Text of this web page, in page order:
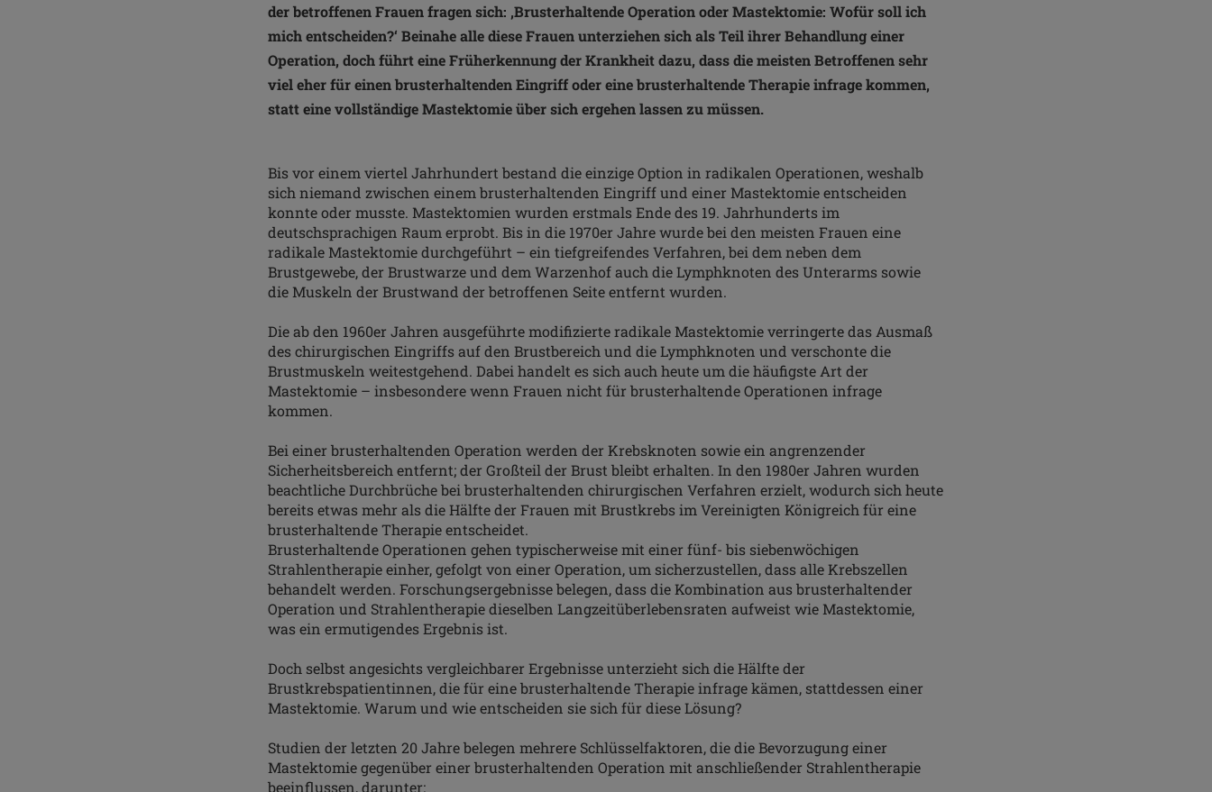
der betroffenen Frauen fragen sich: ‚Brusterhaltende Operation oder Mastektomie: Wofür soll ich
mich entscheiden?‘ Beinahe alle diese Frauen unterziehen sich als Teil ihrer Behandlung einer
Operation, doch führt eine Früherkennung der Krankheit dazu, dass die meisten Betroffenen sehr
viel eher für einen brusterhaltenden Eingriff oder eine brusterhaltende Therapie infrage kommen,
statt eine vollständige Mastektomie über sich ergehen lassen zu müssen.
Bis vor einem viertel Jahrhundert bestand die einzige Option in radikalen Operationen, weshalb
sich niemand zwischen einem brusterhaltenden Eingriff und einer Mastektomie entscheiden
konnte oder musste. Mastektomien wurden erstmals Ende des 19. Jahrhunderts im
deutschsprachigen Raum erprobt. Bis in die 1970er Jahre wurde bei den meisten Frauen eine
radikale Mastektomie durchgeführt – ein tiefgreifendes Verfahren, bei dem neben dem
Brustgewebe, der Brustwarze und dem Warzenhof auch die Lymphknoten des Unterarms sowie
die Muskeln der Brustwand der betroffenen Seite entfernt wurden.
Die ab den 1960er Jahren ausgeführte modifizierte radikale Mastektomie verringerte das Ausmaß
des chirurgischen Eingriffs auf den Brustbereich und die Lymphknoten und verschonte die
Brustmuskeln weitestgehend. Dabei handelt es sich auch heute um die häufigste Art der
Mastektomie – insbesondere wenn Frauen nicht für brusterhaltende Operationen infrage
kommen.
Bei einer brusterhaltenden Operation werden der Krebsknoten sowie ein angrenzender
Sicherheitsbereich entfernt; der Großteil der Brust bleibt erhalten. In den 1980er Jahren wurden
beachtliche Durchbrüche bei brusterhaltenden chirurgischen Verfahren erzielt, wodurch sich heute
bereits etwas mehr als die Hälfte der Frauen mit Brustkrebs im Vereinigten Königreich für eine
brusterhaltende Therapie entscheidet.
Brusterhaltende Operationen gehen typischerweise mit einer fünf- bis siebenwöchigen
Strahlentherapie einher, gefolgt von einer Operation, um sicherzustellen, dass alle Krebszellen
behandelt werden. Forschungsergebnisse belegen, dass die Kombination aus brusterhaltender
Operation und Strahlentherapie dieselben Langzeitüberlebensraten aufweist wie Mastektomie,
was ein ermutigendes Ergebnis ist.
Doch selbst angesichts vergleichbarer Ergebnisse unterzieht sich die Hälfte der
Brustkrebspatientinnen, die für eine brusterhaltende Therapie infrage kämen, stattdessen einer
Mastektomie. Warum und wie entscheiden sie sich für diese Lösung?
Studien der letzten 20 Jahre belegen mehrere Schlüsselfaktoren, die die Bevorzugung einer
Mastektomie gegenüber einer brusterhaltenden Operation mit anschließender Strahlentherapie
beeinflussen, darunter: